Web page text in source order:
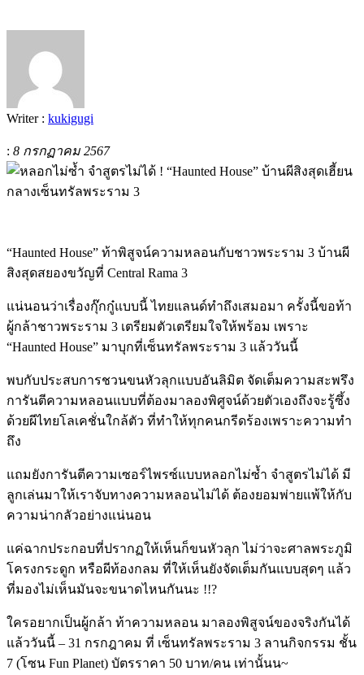
Writer : kukigugi
: 8 กรกฏาคม 2567
“Haunted House” ท้าพิสูจน์ความหลอนกับชาวพระราม 3 บ้านผี
สิงสุดสยองขวัญที่ Central Rama 3
แน่นอนว่าเรื่องกุ๊กกู๋แบบนี้ ไทยแลนด์ทำถึงเสมอมา ครั้งนี้ขอท้า
ผู้กล้าชาวพระราม 3 เตรียมตัวเตรียมใจให้พร้อม เพราะ
“Haunted House” มาบุกที่เซ็นทรัลพระราม 3 แล้ววันนี้
พบกับประสบการชวนขนหัวลุกแบบอันลิมิต จัดเต็มความสะพรึง
การันตีความหลอนแบบที่ต้องมาลองพิศูจน์ด้วยตัวเองถึงจะรู้ซึ้ง
ด้วยผีไทยโลเคชั่นใกล้ตัว ที่ทำให้ทุกคนกรีดร้องเพราะความทำ
ถึง
แถมยังการันตีความเซอร์ไพรซ์แบบหลอกไม่ซ้ำ จำสูตรไม่ได้ มี
ลูกเล่นมาให้เราจับทางความหลอนไม่ได้ ต้องยอมพ่ายแพ้ให้กับ
ความน่ากลัวอย่างแน่นอน
แค่ฉากประกอบที่ปรากฏให้เห็นก็ขนหัวลุก ไม่ว่าจะศาลพระภูมิ
โครงกระดูก หรือผีท้องกลม ที่ให้เห็นยังจัดเต็มกันแบบสุดๆ แล้ว
ที่มองไม่เห็นมันจะขนาดไหนกันนะ !!?
ใครอยากเป็นผู้กล้า ท้าความหลอน มาลองพิสูจน์ของจริงกันได้
แล้ววันนี้ – 31 กรกฎาคม ที่ เซ็นทรัลพระราม 3 ลานกิจกรรม ชั้น
7 (โซน Fun Planet) บัตรราคา 50 บาท/คน เท่านั้นน~